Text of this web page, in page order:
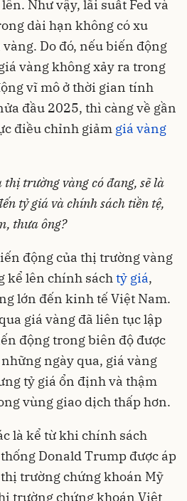
Như vậy, lãi suất Fed và
dài hạn không có xu
Do đó, nếu biến động
vàng không xảy ra trong
vĩ mô ở thời gian tính
đầu 2025, thì càng về gần
điều chỉnh giảm giá vàng
trường vàng có đang, sẽ là
tỷ giá và chính sách tiền tệ,
thưa ông?
động của thị trường vàng
kể lên chính sáchtỷ giá,
lớn đến kinh tế Việt Nam.
giá vàng đã liên tục lập
động trong biên độ được
ngày qua, giá vàng
tỷ giá ổn định và thậm
vùng giao dịch thấp hơn.
là kể từ khi chính sách
Donald Trump được áp
trường chứng khoán Mỹ
trường chứng khoán Việt